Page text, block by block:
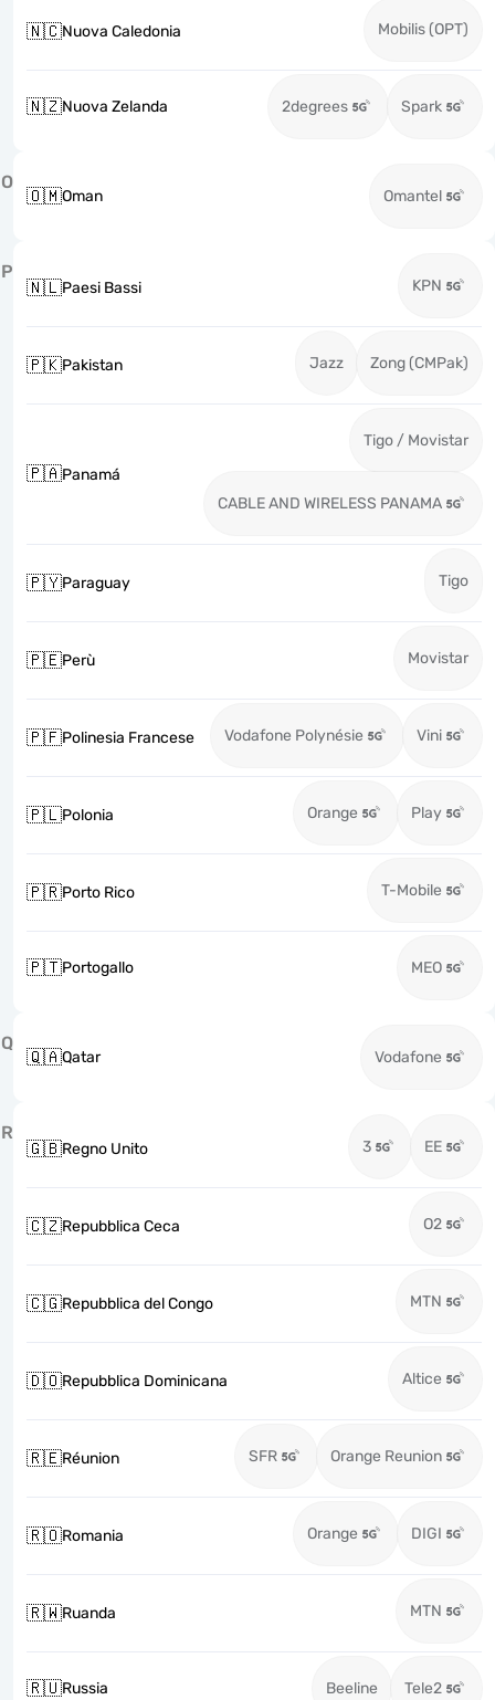
🇳🇨Nuova Caledonia Mobilis (OPT)
🇳🇿Nuova Zelanda 2degrees Spark
O
🇴🇲Oman Omantel
P
🇳🇱Paesi Bassi KPN
🇵🇰Pakistan Jazz Zong (CMPak)
🇵🇦Panamá
Tigo / Movistar
CABLE AND WIRELESS PANAMA
🇵🇾Paraguay Tigo
🇵🇪Perù Movistar
🇵🇫Polinesia Francese Vodafone Polynésie Vini
🇵🇱Polonia Orange Play
🇵🇷Porto Rico T-Mobile
🇵🇹Portogallo MEO
Q
🇶🇦Qatar Vodafone
R
🇬🇧Regno Unito 3 EE
🇨🇿Repubblica Ceca O2
🇨🇬Repubblica del Congo MTN
🇩🇴Repubblica Dominicana Altice
🇷🇪Réunion SFR Orange Reunion
🇷🇴Romania Orange DIGI
🇷🇼Ruanda MTN
🇷🇺Russia Beeline Tele2